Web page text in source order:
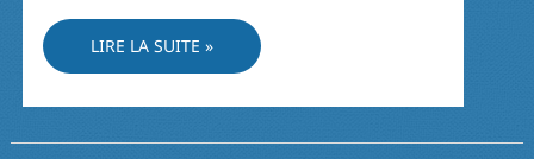
LA
MESSE
ET
PUIS
LIRE LA SUITE »